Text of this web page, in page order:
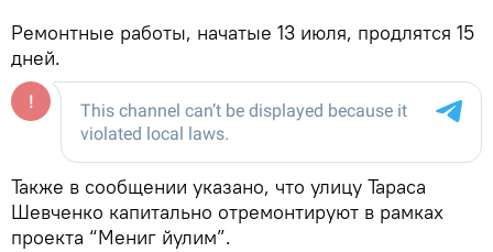
Ремонтные работы, начатые 13 июля, продлятся 15
дней.
Также в сообщении указано, что улицу Тараса
Шевченко капитально отремонтируют в рамках
проекта “Мениг йулим”.